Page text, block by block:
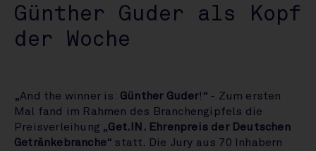
Günther Guder als Kopf
der Woche
„And the winner is: Günther Guder!“ - Zum ersten
Mal fand im Rahmen des Branchengipfels die
Preisverleihung „Get.IN. Ehrenpreis der Deutschen
Getränkebranche“ statt. Die Jury aus 70 Inhabern